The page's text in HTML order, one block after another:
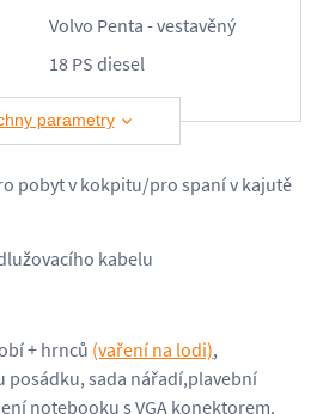
Volvo Penta - vestavěný
18 PS diesel
parametry
pobyt v kokpitu/pro spaní v kajutě
kabelu
+ hrnců (vaření na lodi),
posádku, sada nářadí,plavební
notebooku s VGA konektorem.